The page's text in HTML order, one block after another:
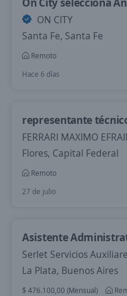
ON CITY
Santa Fe, Santa Fe
Remoto
Hace 6 días
representante
FERRARI MAXIMO
Flores, Capital Federal
Remoto
27 de julio
Asistente
Serlet Servicios
La Plata, Buenos Aires
$ 476.100,00 (Mensual)